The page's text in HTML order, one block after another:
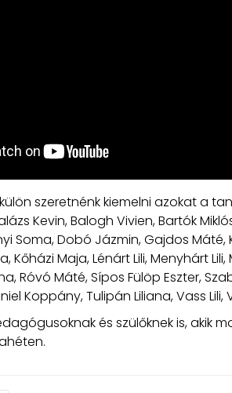
szeretnénk kiemelni azokat a
Kevin, Balogh Vivien, Bartók
Soma, Dobó Jázmin, Gajdos
Kőházi Maja, Lénárt Lili, Menyhárt
Róvó Máté, Sípos Fülöp Eszter,
Koppány, Tulipán Liliana, Vass Lili,
és szülőknek is, akik